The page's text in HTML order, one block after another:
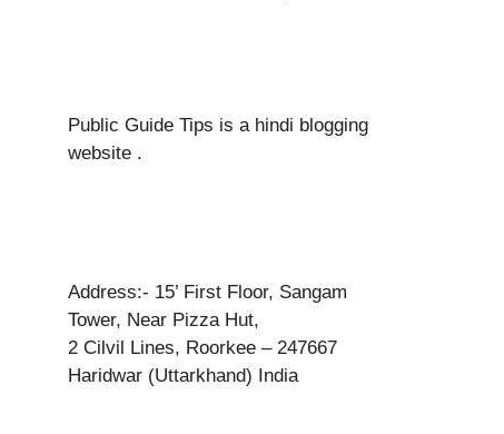
Public Guide Tips is a hindi blogging
website .
Address:- 15’ First Floor, Sangam
Tower, Near Pizza Hut,
2 Cilvil Lines, Roorkee – 247667
Haridwar (Uttarkhand) India